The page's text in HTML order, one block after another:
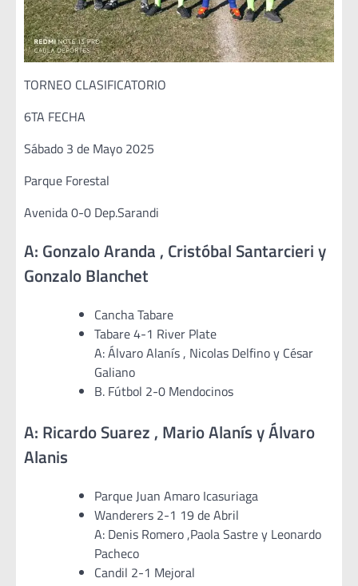
TORNEO CLASIFICATORIO
6TA FECHA
Sábado 3 de Mayo 2025
Parque Forestal
Avenida 0-0 Dep.Sarandi
A: Gonzalo Aranda , Cristóbal Santarcieri y
Gonzalo Blanchet
Cancha Tabare
Tabare 4-1 River Plate
A: Álvaro Alanís , Nicolas Delfino y César
Galiano
B. Fútbol 2-0 Mendocinos
A: Ricardo Suarez , Mario Alanís y Álvaro
Alanis
Parque Juan Amaro Icasuriaga
Wanderers 2-1 19 de Abril
A: Denis Romero ,Paola Sastre y Leonardo
Pacheco
Candil 2-1 Mejoral